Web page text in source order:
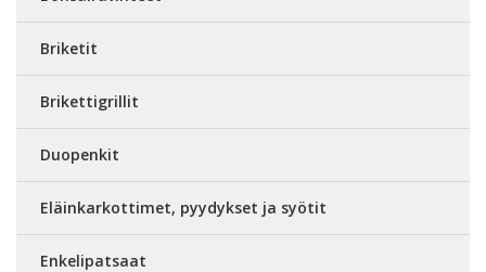
Briketit
Brikettigrillit
Duopenkit
Eläinkarkottimet, pyydykset ja syötit
Enkelipatsaat